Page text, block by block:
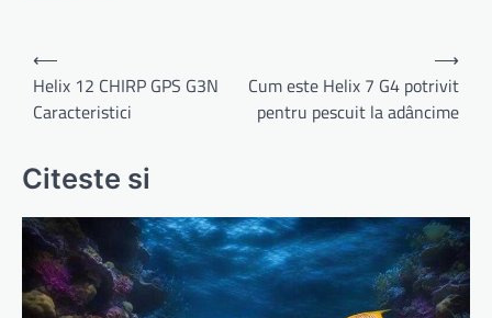
Navigare
în
articole
⟵
Helix 12 CHIRP GPS G3N
Caracteristici
Cum este Helix 7 G4 potrivit
pentru pescuit la adâncime
⟶
Citeste si